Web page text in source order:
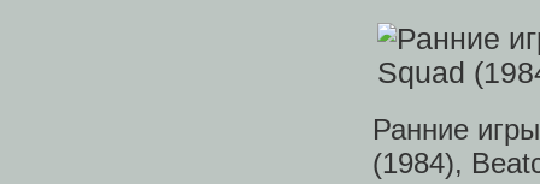
Ранние
(1984),